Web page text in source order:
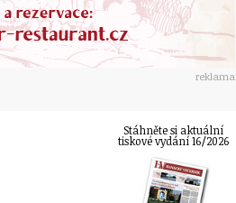
reklama
Stáhněte si aktuální
tiskové vydání 16/2026